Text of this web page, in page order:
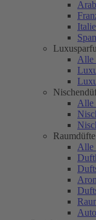
Alle
Alle
Raumdüfte
Alle